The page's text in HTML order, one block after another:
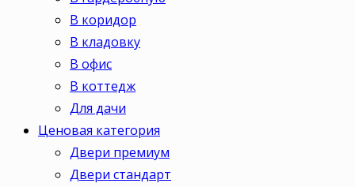
В коридор
В кладовку
В офис
В коттедж
Для дачи
Ценовая категория
Двери премиум
Двери стандарт